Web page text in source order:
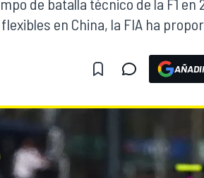
en China, la FIA ha